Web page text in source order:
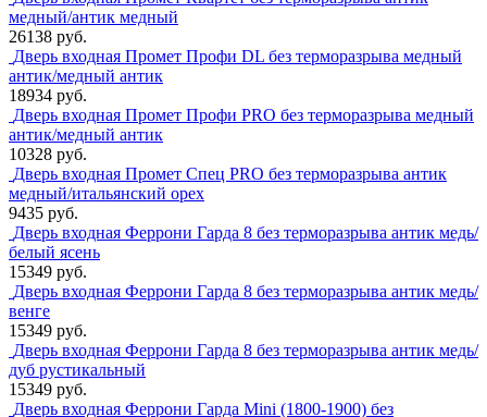
медный/антик медный
26138 руб.
Дверь входная Промет Профи DL без терморазрыва медный
антик/медный антик
18934 руб.
Дверь входная Промет Профи PRO без терморазрыва медный
антик/медный антик
10328 руб.
Дверь входная Промет Спец PRO без терморазрыва антик
медный/итальянский орех
9435 руб.
Дверь входная Феррони Гарда 8 без терморазрыва антик медь/
белый ясень
15349 руб.
Дверь входная Феррони Гарда 8 без терморазрыва антик медь/
венге
15349 руб.
Дверь входная Феррони Гарда 8 без терморазрыва антик медь/
дуб рустикальный
15349 руб.
Дверь входная Феррони Гарда Mini (1800-1900) без